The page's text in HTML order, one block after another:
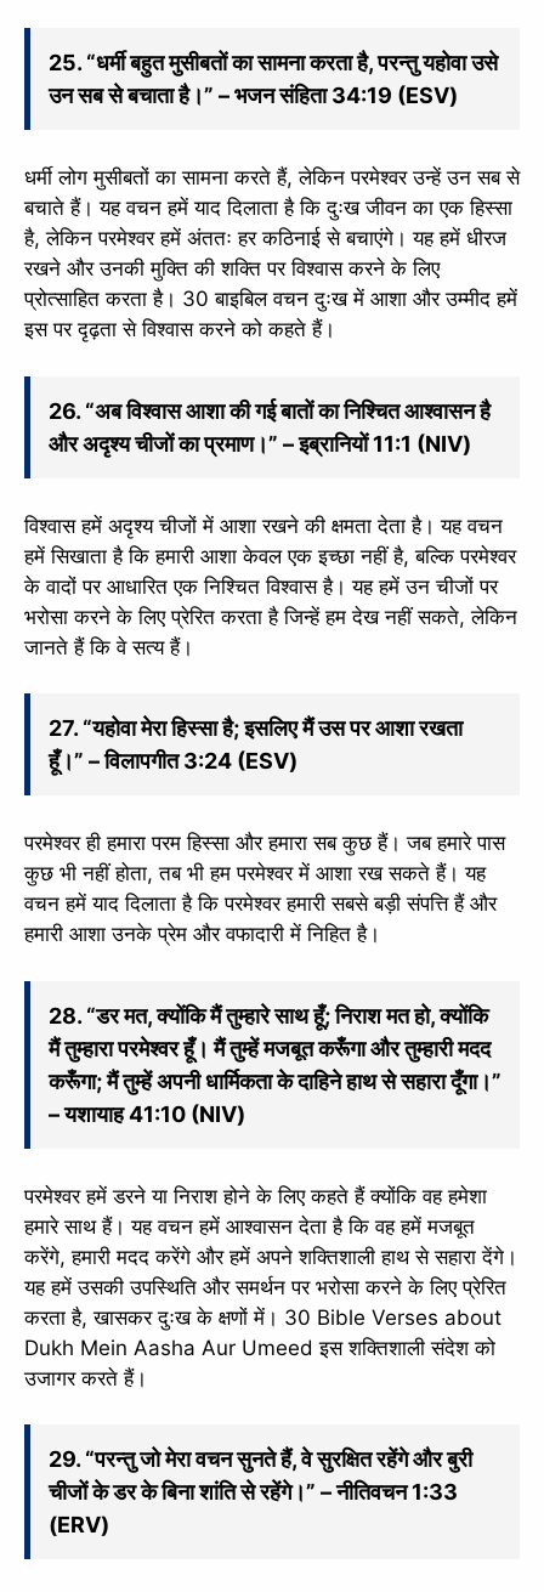
25. “धर्मी बहुत मुसीबतों का सामना करता है, परन्तु यहोवा उसे
उन सब से बचाता है।” – भजन संहिता 34:19 (ESV)
धर्मी लोग मुसीबतों का सामना करते हैं, लेकिन परमेश्वर उन्हें उन सब से
बचाते हैं। यह वचन हमें याद दिलाता है कि दुःख जीवन का एक हिस्सा
है, लेकिन परमेश्वर हमें अंततः हर कठिनाई से बचाएंगे। यह हमें धीरज
रखने और उनकी मुक्ति की शक्ति पर विश्वास करने के लिए
प्रोत्साहित करता है। 30 बाइबिल वचन दुःख में आशा और उम्मीद हमें
इस पर दृढ़ता से विश्वास करने को कहते हैं।
26. “अब विश्वास आशा की गई बातों का निश्चित आश्वासन है
और अदृश्य चीजों का प्रमाण।” – इब्रानियों 11:1 (NIV)
विश्वास हमें अदृश्य चीजों में आशा रखने की क्षमता देता है। यह वचन
हमें सिखाता है कि हमारी आशा केवल एक इच्छा नहीं है, बल्कि परमेश्वर
के वादों पर आधारित एक निश्चित विश्वास है। यह हमें उन चीजों पर
भरोसा करने के लिए प्रेरित करता है जिन्हें हम देख नहीं सकते, लेकिन
जानते हैं कि वे सत्य हैं।
27. “यहोवा मेरा हिस्सा है; इसलिए मैं उस पर आशा रखता
हूँ।” – विलापगीत 3:24 (ESV)
परमेश्वर ही हमारा परम हिस्सा और हमारा सब कुछ हैं। जब हमारे पास
कुछ भी नहीं होता, तब भी हम परमेश्वर में आशा रख सकते हैं। यह
वचन हमें याद दिलाता है कि परमेश्वर हमारी सबसे बड़ी संपत्ति हैं और
हमारी आशा उनके प्रेम और वफादारी में निहित है।
28. “डर मत, क्योंकि मैं तुम्हारे साथ हूँ; निराश मत हो, क्योंकि
मैं तुम्हारा परमेश्वर हूँ। मैं तुम्हें मजबूत करूँगा और तुम्हारी मदद
करूँगा; मैं तुम्हें अपनी धार्मिकता के दाहिने हाथ से सहारा दूँगा।”
– यशायाह 41:10 (NIV)
परमेश्वर हमें डरने या निराश होने के लिए कहते हैं क्योंकि वह हमेशा
हमारे साथ हैं। यह वचन हमें आश्वासन देता है कि वह हमें मजबूत
करेंगे, हमारी मदद करेंगे और हमें अपने शक्तिशाली हाथ से सहारा देंगे।
यह हमें उसकी उपस्थिति और समर्थन पर भरोसा करने के लिए प्रेरित
करता है, खासकर दुःख के क्षणों में। 30 Bible Verses about
Dukh Mein Aasha Aur Umeed इस शक्तिशाली संदेश को
उजागर करते हैं।
29. “परन्तु जो मेरा वचन सुनते हैं, वे सुरक्षित रहेंगे और बुरी
चीजों के डर के बिना शांति से रहेंगे।” – नीतिवचन 1:33
(ERV)